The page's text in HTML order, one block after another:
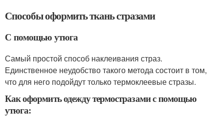
Способы оформить ткань стразами
С помощью утюга
Самый простой способ наклеивания страз.
Единственное неудобство такого метода состоит в том,
что для него подойдут только термоклеевые стразы.
Как оформить одежду термостразами с помощью
утюга: